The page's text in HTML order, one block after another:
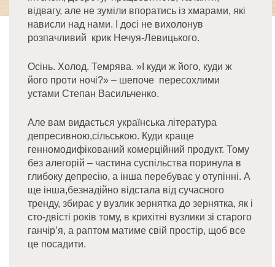
відвагу, але не зуміли впоратись із хмарами, які
нависли над нами. І досі не вихолонув
розпачливий крик Нечуя-Левицького.
Осінь. Холод. Темрява. »І куди ж його, куди ж
його проти ночі?» – шепоче пересохлими
устами Степан Васильченко.
Але вам видається українська література
депресивною,сільською. Куди краще
генномодифікований комерційний продукт. Тому
без алегорій – частина суспільства поринула в
глибоку депресію, а інша перебуває у отупінні. А
ще інша,безнадійно відстала від сучасного
тренду, збирає у вузлик зернятка до зернятка, як і
сто-двісті років тому, в крихітні вузлики зі старого
ганчір’я, а раптом матиме свій простір, щоб все
це посадити.